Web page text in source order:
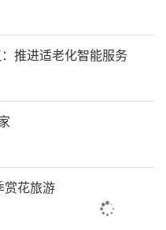
推进适老化智能服务
赏花旅游